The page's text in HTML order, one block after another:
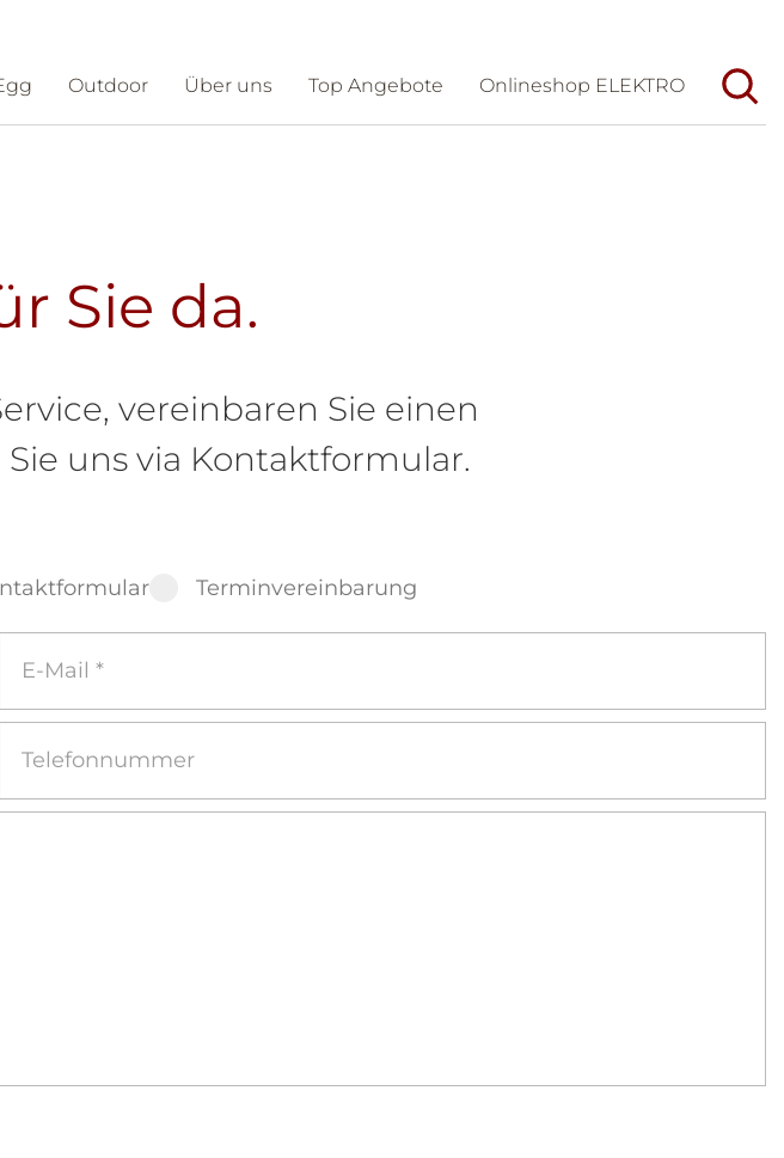
Outdoor Über uns Top Angebote Onlineshop ELEKTRO
Sie da.
vereinbaren Sie einen
uns via Kontaktformular.
Terminvereinbarung